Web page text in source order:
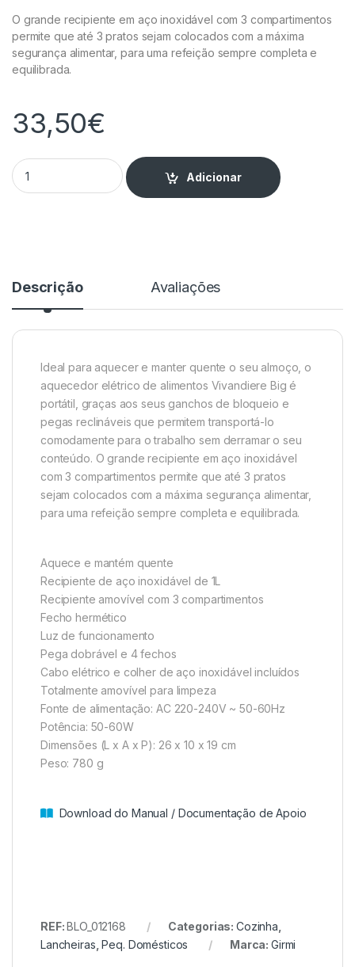
O grande recipiente em aço inoxidável com 3 compartimentos
permite que até 3 pratos sejam colocados com a máxima
segurança alimentar, para uma refeição sempre completa e
equilibrada.
33,50€
Lancheira Elétrica - SC03 quantity
Adicionar
Descrição Avaliações
Ideal para aquecer e manter quente o seu almoço, o
aquecedor elétrico de alimentos Vivandiere Big é
portátil, graças aos seus ganchos de bloqueio e
pegas reclináveis que permitem transportá-lo
comodamente para o trabalho sem derramar o seu
conteúdo. O grande recipiente em aço inoxidável
com 3 compartimentos permite que até 3 pratos
sejam colocados com a máxima segurança alimentar,
para uma refeição sempre completa e equilibrada.
Aquece e mantém quente
Recipiente de aço inoxidável de 1L
Recipiente amovível com 3 compartimentos
Fecho hermético
Luz de funcionamento
Pega dobrável e 4 fechos
Cabo elétrico e colher de aço inoxidável incluídos
Totalmente amovível para limpeza
Fonte de alimentação: AC 220-240V ~ 50-60Hz
Potência: 50-60W
Dimensões (L x A x P): 26 x 10 x 19 cm
Peso: 780 g
Download do Manual / Documentação de Apoio
REF:BLO_012168 Categorias: Cozinha
Lancheiras ,Peq. Domésticos Marca: Girmi